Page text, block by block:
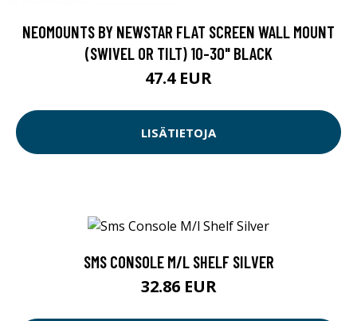
NEOMOUNTS BY NEWSTAR FLAT SCREEN WALL MOUNT
(SWIVEL OR TILT) 10-30" BLACK
47.4 EUR
LISÄTIETOJA
SMS CONSOLE M/L SHELF SILVER
32.86 EUR